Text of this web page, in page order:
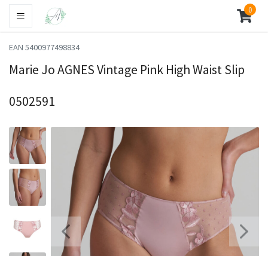
0
EAN 5400977498834
Marie Jo AGNES Vintage Pink High Waist Slip
0502591